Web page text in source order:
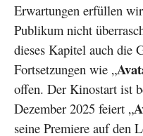
Erwartungen erfüllen
Publikum nicht
dieses Kapitel auch die
Fortsetzungen wie „
offen. Der Kinostart ist
Dezember 2025 feiert „
seine Premiere auf den